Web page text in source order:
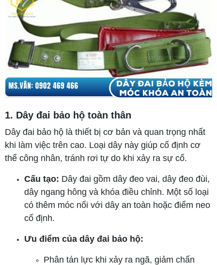
1. Dây đai bảo hộ toàn thân
Dây đai bảo hộ là thiết bị cơ bản và quan trọng nhất
khi làm việc trên cao. Loại dây này giúp cố định cơ
thể công nhân, tránh rơi tự do khi xảy ra sự cố.
Cấu tạo: Dây đai gồm dây đeo vai, dây đeo đùi,
dây ngang hông và khóa điều chỉnh. Một số loại
có thêm móc nối với dây an toàn hoặc điểm neo
cố định.
Ưu điểm của dây đai bảo hộ:
Phân tán lực khi xảy ra ngã, giảm chấn